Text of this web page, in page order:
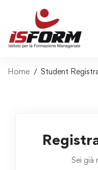
Home Student
Sei già